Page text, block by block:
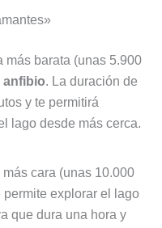
más barata (unas 5.900
anfibio. La duración de
y te permitirá
lago desde más cerca.
cara (unas 10.000
permite explorar el lago
que dura una hora y